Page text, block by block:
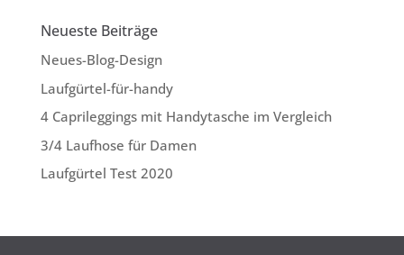
Neueste Beiträge
Neues-Blog-Design
Laufgürtel-für-handy
4 Caprileggings mit Handytasche im Vergleich
3/4 Laufhose für Damen
Laufgürtel Test 2020